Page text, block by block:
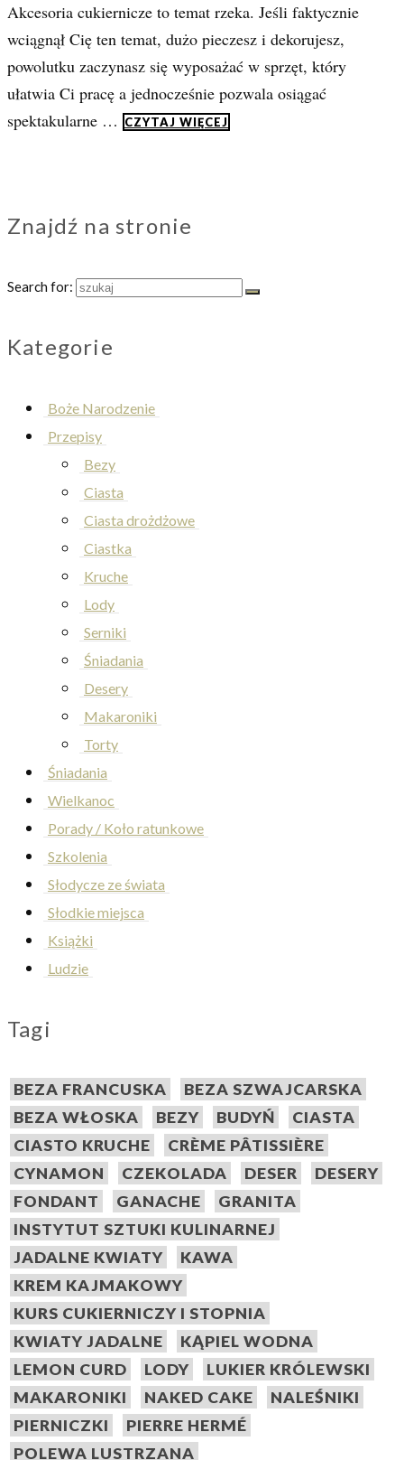
Akcesoria cukiernicze to temat rzeka. Jeśli faktycznie
wciągnął Cię ten temat, dużo pieczesz i dekorujesz,
powolutku zaczynasz się wyposażać w sprzęt, który
ułatwia Ci pracę a jednocześnie pozwala osiągać
spektakularne …
CZYTAJ WIĘCEJ
Znajdź na stronie
Search for:
Kategorie
Boże Narodzenie
Przepisy
Bezy
Ciasta
Ciasta drożdżowe
Ciastka
Kruche
Lody
Serniki
Śniadania
Desery
Makaroniki
Torty
Śniadania
Wielkanoc
Porady / Koło ratunkowe
Szkolenia
Słodycze ze świata
Słodkie miejsca
Książki
Ludzie
Tagi
BEZA FRANCUSKA
BEZA SZWAJCARSKA
BEZA WŁOSKA
BEZY BUDYŃ
CIASTA
CIASTO KRUCHE
CRÈME PÂTISSIÈRE
CYNAMON
CZEKOLADA DESER
DESERY
FONDANT
GANACHE
GRANITA
INSTYTUT SZTUKI KULINARNEJ
JADALNE KWIATY
KAWA
KREM KAJMAKOWY
KURS CUKIERNICZY I STOPNIA
KWIATY JADALNE
KĄPIEL WODNA
LEMON CURD
LODY
LUKIER KRÓLEWSKI
MAKARONIKI
NAKED CAKE
NALEŚNIKI
PIERNICZKI
PIERRE HERMÉ
POLEWA LUSTRZANA